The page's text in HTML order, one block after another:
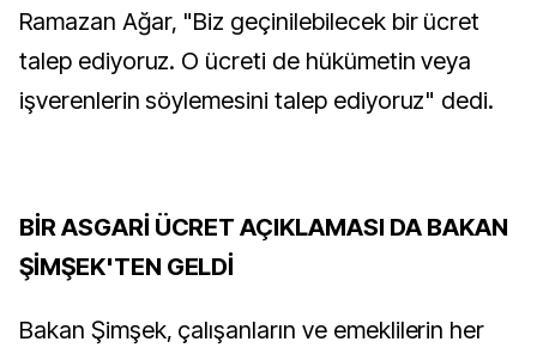
Ramazan Ağar, "Biz geçinilebilecek bir ücret
talep ediyoruz. O ücreti de hükümetin veya
işverenlerin söylemesini talep ediyoruz" dedi.
BİR ASGARİ ÜCRET AÇIKLAMASI DA BAKAN
ŞİMŞEK'TEN GELDİ
Bakan Şimşek, çalışanların ve emeklilerin her